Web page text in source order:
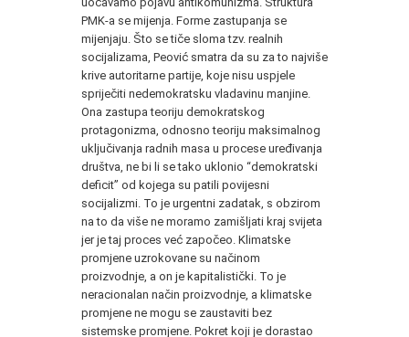
PMK-a se mijenja. Forme zastupanja se
mijenjaju. Što se tiče sloma tzv. realnih
socijalizama, Peović smatra da su za to najviše
krive autoritarne partije, koje nisu uspjele
spriječiti nedemokratsku vladavinu manjine.
Ona zastupa teoriju demokratskog
protagonizma, odnosno teoriju maksimalnog
uključivanja radnih masa u procese uređivanja
društva, ne bi li se tako uklonio “demokratski
deficit” od kojega su patili povijesni
socijalizmi. To je urgentni zadatak, s obzirom
na to da više ne moramo zamišljati kraj svijeta
jer je taj proces već započeo. Klimatske
promjene uzrokovane su načinom
proizvodnje, a on je kapitalistički. To je
neracionalan način proizvodnje, a klimatske
promjene ne mogu se zaustaviti bez
sistemske promjene. Pokret koji je dorastao